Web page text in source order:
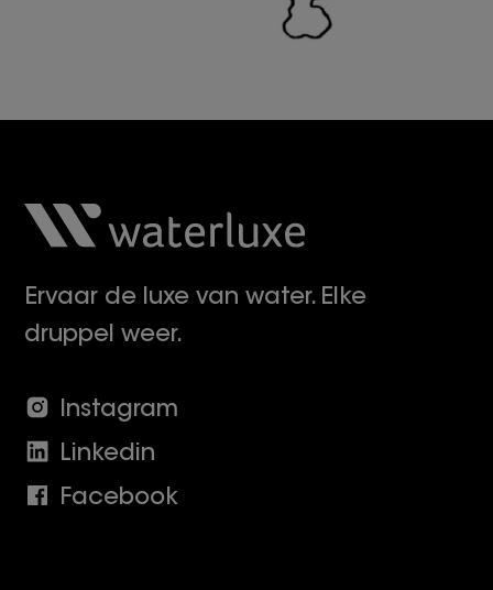
Ervaar de luxe van water. Elke
druppel weer.
Instagram
Linkedin
Facebook